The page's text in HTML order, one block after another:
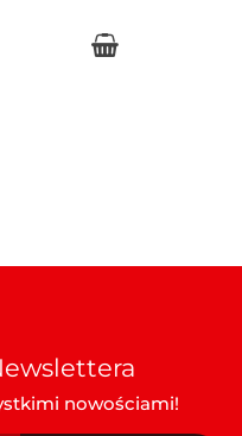
nowościami!